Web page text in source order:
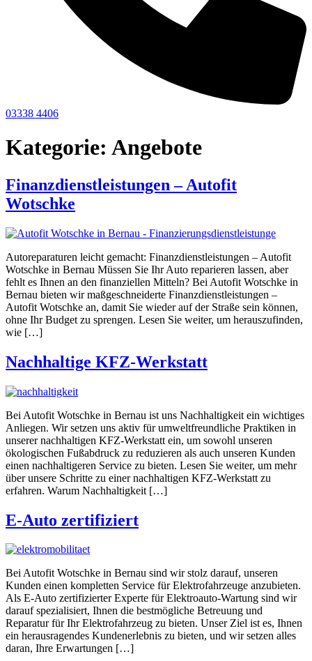
03338 4406
Kategorie: Angebote
Finanzdienstleistungen – Autofit
Wotschke
Autoreparaturen leicht gemacht: Finanzdienstleistungen – Autofit
Wotschke in Bernau Müssen Sie Ihr Auto reparieren lassen, aber
fehlt es Ihnen an den finanziellen Mitteln? Bei Autofit Wotschke in
Bernau bieten wir maßgeschneiderte Finanzdienstleistungen –
Autofit Wotschke an, damit Sie wieder auf der Straße sein können,
ohne Ihr Budget zu sprengen. Lesen Sie weiter, um herauszufinden,
wie […]
Nachhaltige KFZ-Werkstatt
Bei Autofit Wotschke in Bernau ist uns Nachhaltigkeit ein wichtiges
Anliegen. Wir setzen uns aktiv für umweltfreundliche Praktiken in
unserer nachhaltigen KFZ-Werkstatt ein, um sowohl unseren
ökologischen Fußabdruck zu reduzieren als auch unseren Kunden
einen nachhaltigeren Service zu bieten. Lesen Sie weiter, um mehr
über unsere Schritte zu einer nachhaltigen KFZ-Werkstatt zu
erfahren. Warum Nachhaltigkeit […]
E-Auto zertifiziert
Bei Autofit Wotschke in Bernau sind wir stolz darauf, unseren
Kunden einen kompletten Service für Elektrofahrzeuge anzubieten.
Als E-Auto zertifizierter Experte für Elektroauto-Wartung sind wir
darauf spezialisiert, Ihnen die bestmögliche Betreuung und
Reparatur für Ihr Elektrofahrzeug zu bieten. Unser Ziel ist es, Ihnen
ein herausragendes Kundenerlebnis zu bieten, und wir setzen alles
daran, Ihre Erwartungen […]